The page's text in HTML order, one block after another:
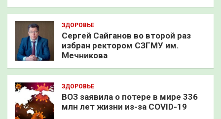
ЗДОРОВЬЕ
Сергей Сайганов во второй раз
избран ректором СЗГМУ им.
Мечникова
ЗДОРОВЬЕ
ВОЗ заявила о потере в мире 336
млн лет жизни из-за COVID-19